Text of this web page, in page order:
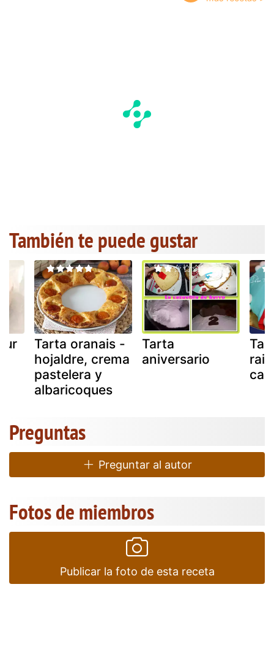
También te puede gustar
Tarta oranais -
hojaldre, crema
pastelera y
albaricoques
Tarta
aniversario
Preguntas
Preguntar al autor
Fotos de miembros
Publicar la foto de esta receta